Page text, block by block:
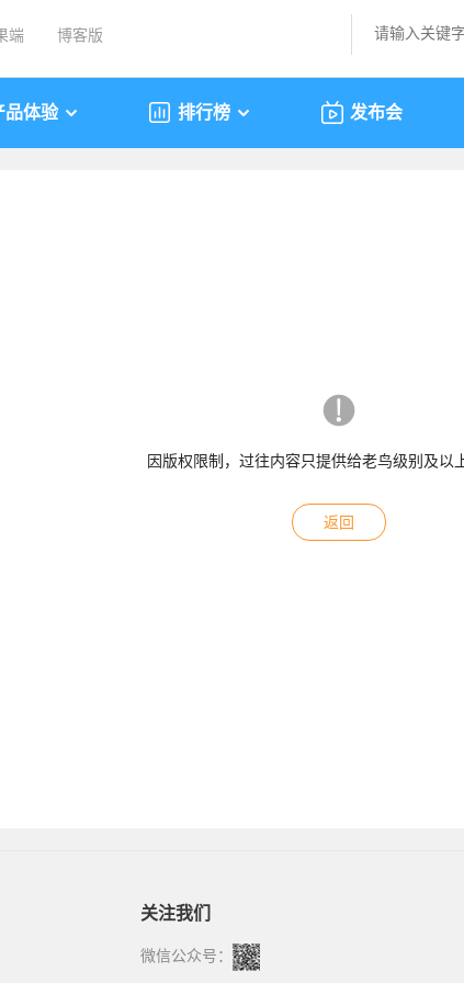
端 博客版
品体验 排行榜 发布会
因版权限制，过往内容只提供给老鸟级别及以
返回
关注我们
微信公众号：